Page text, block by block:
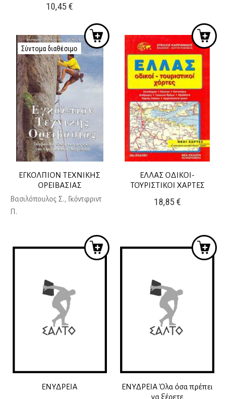
10,45€
Σύντομα διαθέσιμο
ΕΓΚΟΛΠΙΟΝ ΤΕΧΝΙΚΗΣ
ΟΡΕΙΒΑΣΙΑΣ
Βασιλόπουλος Σ., Γκόντφριντ
Π.
ΕΛΛΑΣ ΟΔΙΚΟΙ-
ΤΟΥΡΙΣΤΙΚΟΙ ΧΑΡΤΕΣ
18,85€
ΕΝΥΔΡΕΙΑ
ΕΝΥΔΡΕΙΑ Όλα όσα πρέπει
να ξέρετε